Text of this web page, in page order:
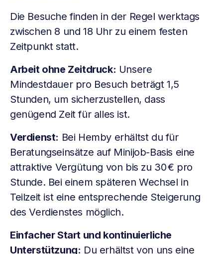
Die Besuche finden in der Regel werktags
zwischen 8 und 18 Uhr zu einem festen
Zeitpunkt statt.
Arbeit ohne Zeitdruck: Unsere
Mindestdauer pro Besuch beträgt 1,5
Stunden, um sicherzustellen, dass
genügend Zeit für alles ist.
Verdienst: Bei Hemby erhältst du für
Beratungseinsätze auf Minijob-Basis eine
attraktive Vergütung von bis zu 30 € pro
Stunde. Bei einem späteren Wechsel in
Teilzeit ist eine entsprechende Steigerung
des Verdienstes möglich.
Einfacher Start und kontinuierliche
Unterstützung: Du erhältst von uns eine